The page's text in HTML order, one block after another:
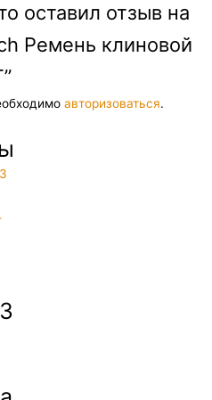
оставил отзыв на
Ремень клиновой
авторизоваться.